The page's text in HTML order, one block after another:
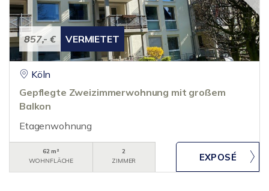
857,- € VERMIETET
Köln
Gepflegte Zweizimmerwohnung mit großem
Balkon
Etagenwohnung
62 m²
WOHNFLÄCHE
2
ZIMMER